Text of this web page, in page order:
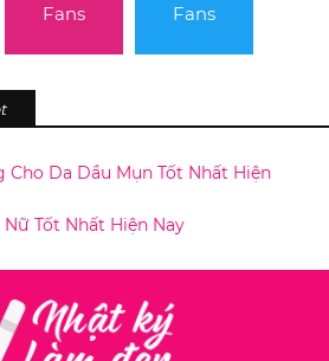
Fans Fans
Cho Da Dầu Mụn Tốt Nhất Hiện
Nữ Tốt Nhất Hiện Nay